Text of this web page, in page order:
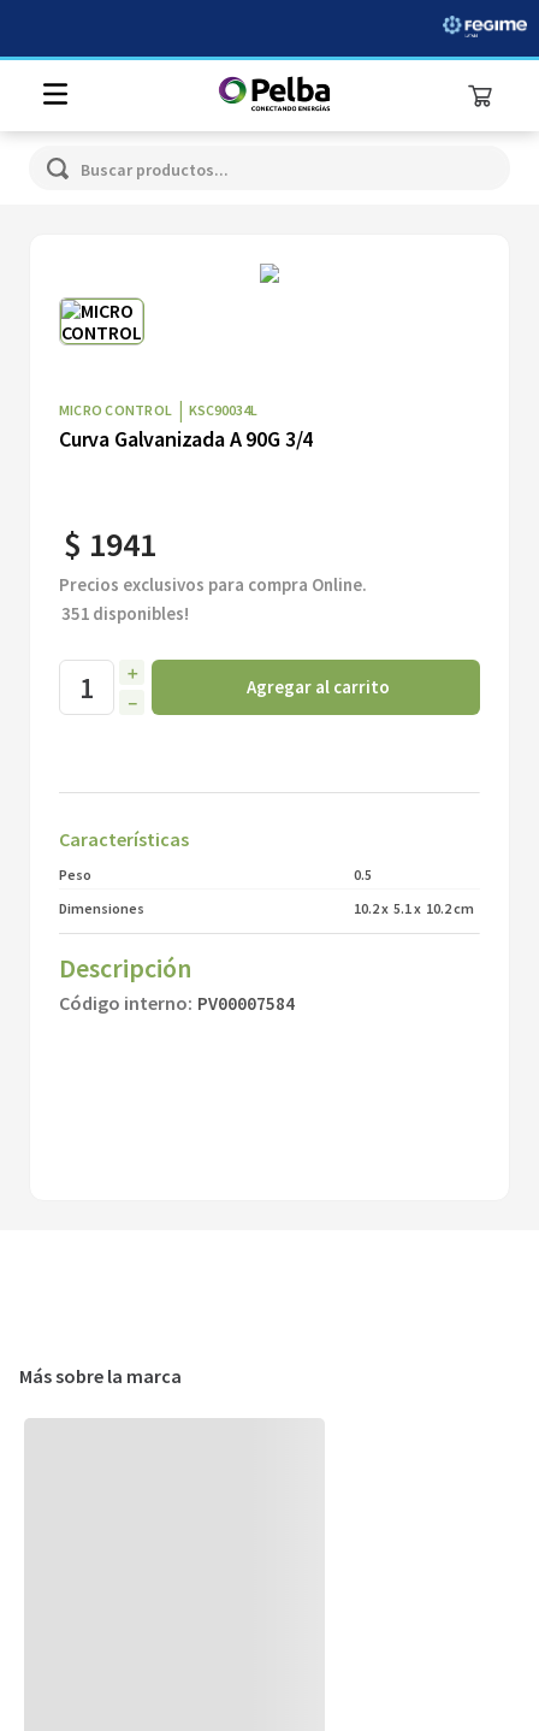
Buscar productos...
MICRO CONTROL | KSC90034L
Curva Galvanizada A 90G 3/4
$ 1941
Precios exclusivos para compra Online.
351 disponibles!
＋
－
Agregar al carrito
Características
Peso
0.5
Dimensiones
10.2x 5.1x 10.2cm
Descripción
Código interno: PV00007584
Más sobre la marca